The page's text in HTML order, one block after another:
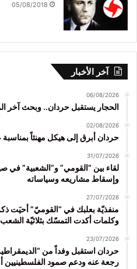
05/08/2018
آخر الأخبار
06/08/2026
الحجار يستقبل حردان.. وبحث آخر
02/08/2026
حردان أبرق إلى هيكل مهنئاً
31/07/2026
لقاء بين “القومي” و”الشعبية” في
وإسقاط مشاريعه وسياساته
27/07/2026
منفذيّة بعلبك في “القوميّ” أحيَت
وكلمات أكدت التمسّك بثلاثيّة
23/07/2026
حردان استقبل وفداً من
رجعة عنه ودعم صمود الفلسطينيين